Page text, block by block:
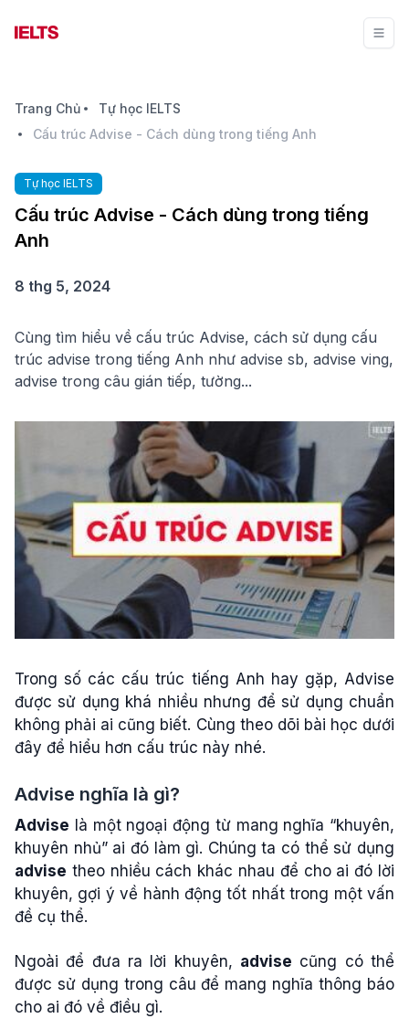
Trang Chủ
Tự học IELTS
Cấu trúc Advise - Cách dùng trong tiếng Anh
Tự học IELTS
Cấu trúc Advise - Cách dùng trong tiếng
Anh
8 thg 5, 2024
Cùng tìm hiểu về cấu trúc Advise, cách sử dụng cấu
trúc advise trong tiếng Anh như advise sb, advise ving,
advise trong câu gián tiếp, tường...
Trong số các cấu trúc tiếng Anh hay gặp, Advise
được sử dụng khá nhiều nhưng để sử dụng chuẩn
không phải ai cũng biết. Cùng theo dõi bài học dưới
đây để hiểu hơn cấu trúc này nhé.
Advise nghĩa là gì?
Advise là một ngoại động từ mang nghĩa “khuyên,
khuyên nhủ” ai đó làm gì. Chúng ta có thể sử dụng
advise theo nhiều cách khác nhau để cho ai đó lời
khuyên, gợi ý về hành động tốt nhất trong một vấn
đề cụ thể.
Ngoài để đưa ra lời khuyên, advise cũng có thể
được sử dụng trong câu để mang nghĩa thông báo
cho ai đó về điều gì.